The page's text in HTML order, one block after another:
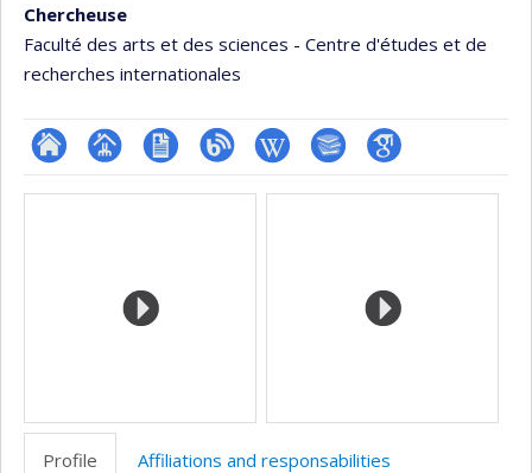
Chercheuse
Faculté des arts et des sciences - Centre d'études et de
recherches internationales
ResearchGate
Page CV
BlogueWiki Bibliographie
Google
Media
Profile Affiliations and responsabilities